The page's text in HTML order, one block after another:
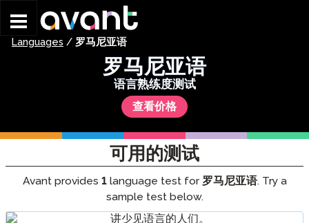
Languages / 罗马尼亚语
罗马尼亚语
语言熟练度测试
查看价格
可用的测试
Avant provides 1language test for 罗马尼亚语. Try a
sample test below.